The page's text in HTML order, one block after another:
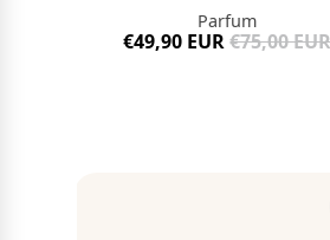
Parfum
€49,90 EUR €75,00